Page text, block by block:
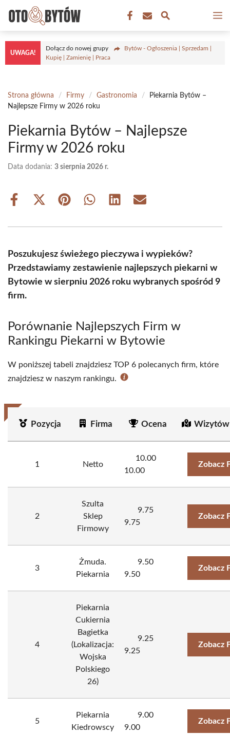
treści
UWAGA!
Dołącz do nowej grupy
Bytów - Ogłoszenia | Sprzedam |
Kupię | Zamienię | Praca
Strona główna / Firmy / Gastronomia /
Piekarnia Bytów –
Najlepsze Firmy w 2026 roku
Piekarnia Bytów – Najlepsze
Firmy w 2026 roku
Data dodania: 3 sierpnia 2026 r.
Share
Share
(Twitter)
Share Share Share Share
Poszukujesz świeżego pieczywa i wypieków?
Przedstawiamy zestawienie najlepszych piekarni w
Bytowie w sierpniu 2026 roku wybranych spośród 9
firm.
Porównanie Najlepszych Firm w
Rankingu Piekarni w Bytowie
W poniższej tabeli znajdziesz TOP 6 polecanych firm, które
znajdziesz w naszym rankingu.
Pozycja Firma Ocena
1 Netto
10.00
10.00
Zobacz
2
Szulta
Sklep
Firmowy
9.75
9.75
Zobacz
3
Żmuda.
Piekarnia
9.50
9.50
Zobacz
4
Piekarnia
Cukiernia
Bagietka
(Lokalizacja:
Wojska
Polskiego
26)
9.25
9.25
Zobacz
5
Piekarnia
Kiedrowscy
9.00
9.00
Zobacz